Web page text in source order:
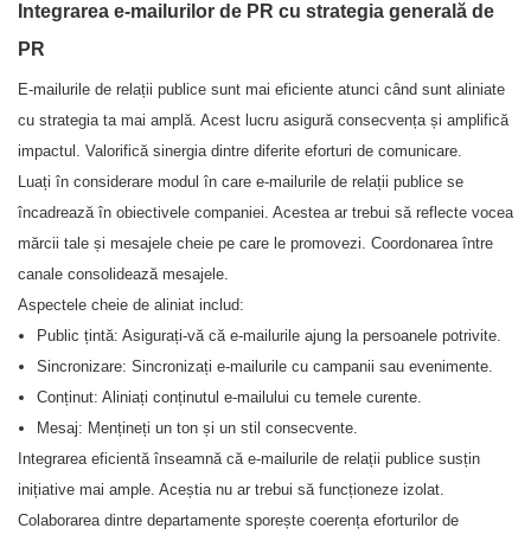
Integrarea e-mailurilor de PR cu strategia generală de
PR
E-mailurile de relații publice sunt mai eficiente atunci când sunt aliniate
cu strategia ta mai amplă. Acest lucru asigură consecvența și amplifică
impactul. Valorifică sinergia dintre diferite eforturi de comunicare.
Luați în considerare modul în care e-mailurile de relații publice se
încadrează în obiectivele companiei. Acestea ar trebui să reflecte vocea
mărcii tale și mesajele cheie pe care le promovezi. Coordonarea între
canale consolidează mesajele.
Aspectele cheie de aliniat includ:
Public țintă: Asigurați-vă că e-mailurile ajung la persoanele potrivite.
Sincronizare: Sincronizați e-mailurile cu campanii sau evenimente.
Conținut: Aliniați conținutul e-mailului cu temele curente.
Mesaj: Mențineți un ton și un stil consecvente.
Integrarea eficientă înseamnă că e-mailurile de relații publice susțin
inițiative mai ample. Aceștia nu ar trebui să funcționeze izolat.
Colaborarea dintre departamente sporește coerența eforturilor de